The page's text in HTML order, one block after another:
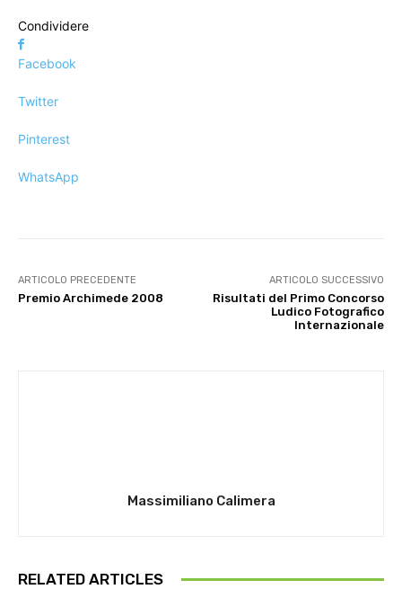
Condividere
Facebook
Twitter
Pinterest
WhatsApp
ARTICOLO PRECEDENTE
Premio Archimede 2008
ARTICOLO SUCCESSIVO
Risultati del Primo Concorso
Ludico Fotografico
Internazionale
Massimiliano Calimera
RELATED ARTICLES